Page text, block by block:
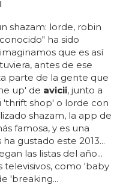
shazam: lorde, robin
ha sido
que es así
antes de ese
parte de la gente que
up' de avicii, junto a
'thrift shop' o lorde con
shazam, la app de
famosa, y es una
gustado este 2013...
las listas del año...
como 'baby
'breaking...